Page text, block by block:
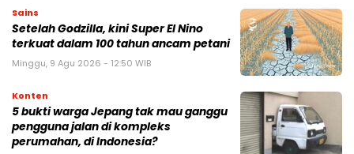
Sains
Setelah Godzilla, kini Super El Nino
terkuat dalam 100 tahun ancam petani
Minggu, 9 Agu 2026 - 12:50 WIB
Konten
5 bukti warga Jepang tak mau ganggu
pengguna jalan di kompleks
perumahan, di Indonesia?